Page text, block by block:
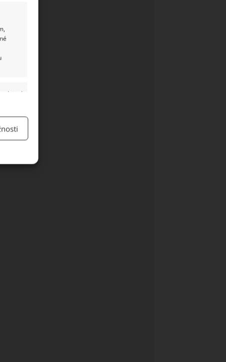
aktivní